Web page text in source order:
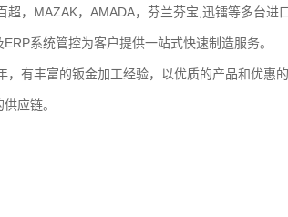
，MAZAK，AMADA，芬兰芬宝,迅镭等多台进
系统管控为客户提供一站式快速制造服务。
有丰富的钣金加工经验，以优质的产品和优惠的
应链。